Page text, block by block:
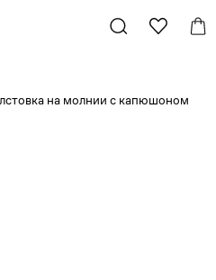
на молнии с капюшоном